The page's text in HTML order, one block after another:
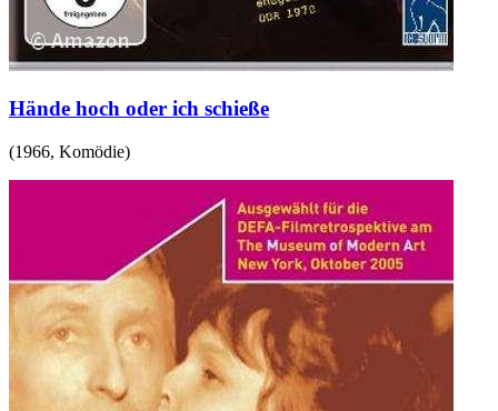
Hände hoch oder ich schieße
(1966, Komödie)